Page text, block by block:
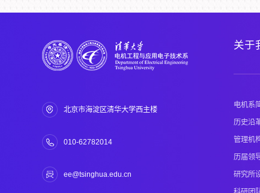
北京市海淀区清华大学西主楼
010-62782014
ee@tsinghua.edu.cn
关于
电机系
历史沿
管理机
历届领
研究所